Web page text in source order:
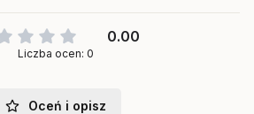
0.00
Liczba ocen: 0
Oceń i opisz